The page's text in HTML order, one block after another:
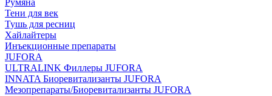
Румяна
Тени для век
Тушь для ресниц
Хайлайтеры
Инъекционные препараты
JUFORA
ULTRALINK Филлеры JUFORA
INNATA Биоревитализанты JUFORA
Мезопрепараты/Биоревитализанты JUFORA